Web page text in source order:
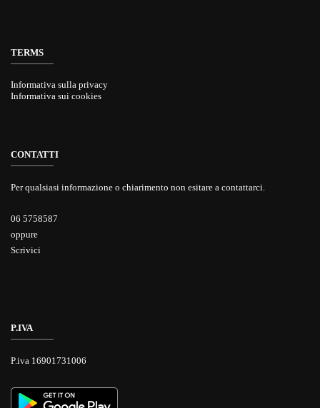
TERMS
Informativa sulla privacy
Informativa sui cookies
CONTATTI
Per qualsiasi informazione o chiarimento non esitare a contattarci.
06 5758587
oppure
Scrivici
P.IVA
P.iva 16901731006